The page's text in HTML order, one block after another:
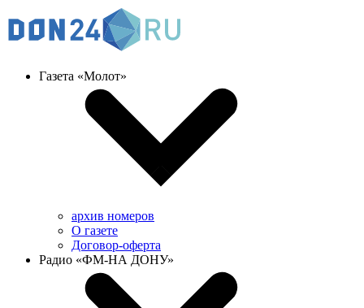
Газета «Молот»
архив номеров
О газете
Договор-оферта
Радио «ФМ-НА ДОНУ»